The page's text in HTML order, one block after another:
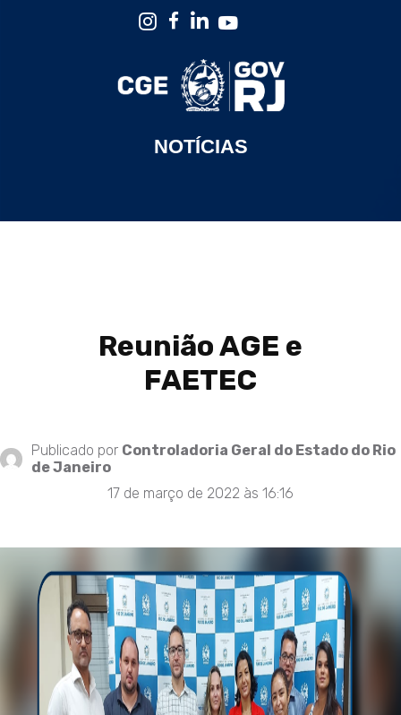
NOTÍCIAS
Reunião AGE e
FAETEC
Publicado por Controladoria Geral do Estado do Rio
de Janeiro
17 de março de 2022 às 16:16